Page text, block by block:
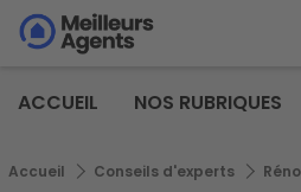
Aller
au
principal
Aller au
principal
Agents
ACCUEIL NOS RUBRIQUES
Fil d'Ariane
Accueil Conseils d'experts